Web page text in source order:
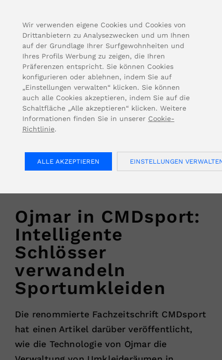
Ojmar in CMDsport:
Intelligente
Schlösser
verwandeln
Sportumkleiden
Die renommierte Fachzeitschrift CMDsport
hat einen Artikel darüber veröffentlicht,
wie die Technologie von Ojmar die
Wir verwenden eigene Cookies und Cookies von
Drittanbietern zu Analysezwecken und um Ihnen
auf der Grundlage Ihrer Surfgewohnheiten und
Ihres Profils Werbung zu zeigen, die Ihren
Präferenzen entspricht. Sie können Cookies
konfigurieren oder ablehnen, indem Sie auf
„Einstellungen verwalten“ klicken. Sie können
auch alle Cookies akzeptieren, indem Sie auf die
Schaltfläche „Alle akzeptieren“ klicken. Weitere
Informationen finden Sie in unserer Cookie-
Richtlinie.
ALLE AKZEPTIEREN EINSTELLUNGEN